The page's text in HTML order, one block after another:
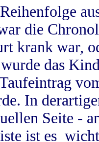
die
krank war,
das
In
Seite -
ist es